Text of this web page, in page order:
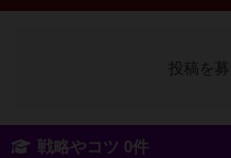
投稿を
戦略やコツ 0件